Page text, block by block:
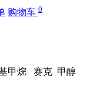
购物车 0
甲烷 赛克 甲醇